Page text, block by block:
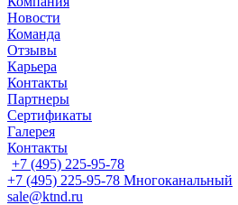
Новости
Команда
Отзывы
Карьера
Контакты
Партнеры
Сертификаты
Галерея
Контакты
+7 (495) 225-95-78
+7 (495) 225-95-78 Многоканальный
sale@ktnd.ru